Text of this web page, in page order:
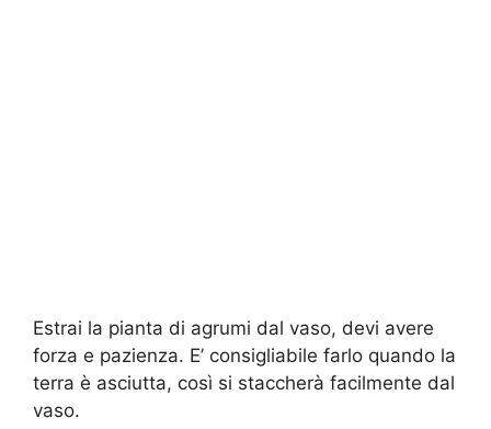
Estrai la pianta di agrumi dal vaso, devi avere
forza e pazienza. E’ consigliabile farlo quando la
terra è asciutta, così si staccherà facilmente dal
vaso.